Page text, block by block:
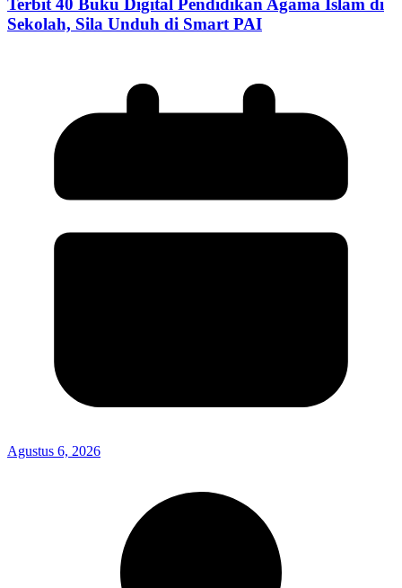
Terbit 40 Buku Digital Pendidikan Agama Islam di
Sekolah, Sila Unduh di Smart PAI
Agustus 6, 2026